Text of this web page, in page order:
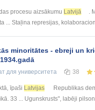
procesu aizsākumu Latvijā .
... Staļina represijas,
minoritātes - ebreji un
для университета 38
īpaši Latvijas Republikas
33 ... Ugunskrusts", labēji